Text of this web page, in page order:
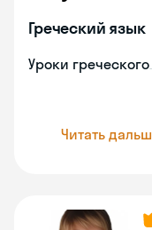
Греческий язык
Уроки греческого
Читать